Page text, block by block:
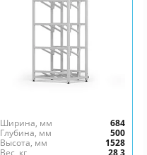
Ширина, мм
684
Глубина, мм
500
Высота, мм
1528
Вес, кг
28,3